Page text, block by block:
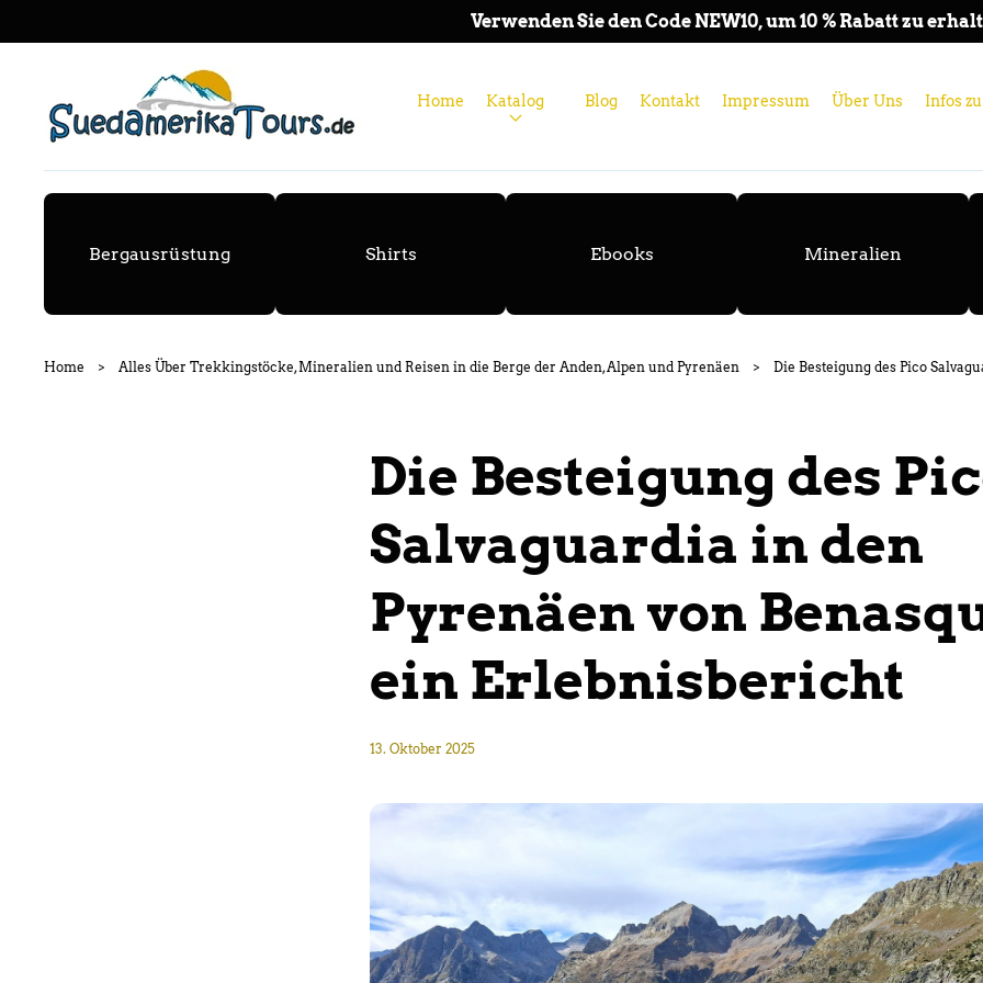
IN
Verwenden Sie den Code NEW10, um 10 % Rabatt zu
Home Katalog Blog Kontakt Impressum Über Uns Infos
Bergausrüstung Shirts Ebooks Mineralien
Home > Alles Über Trekkingstöcke, Mineralien und Reisen in die Berge der Anden, Alpen und Pyrenäen > Die Besteigung des Pico
Die Besteigung des
Salvaguardia in den
Pyrenäen von
ein Erlebnisbericht
13. Oktober 2025